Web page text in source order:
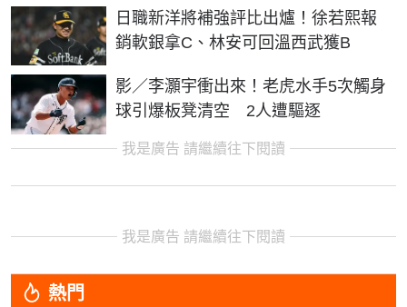
日職新洋將補強評比出爐！徐若熙報
銷軟銀拿C、林安可回溫西武獲B
影／李灝宇衝出來！老虎水手5次觸身
球引爆板凳清空 2人遭驅逐
我是廣告 請繼續往下閱讀
我是廣告 請繼續往下閱讀
熱門